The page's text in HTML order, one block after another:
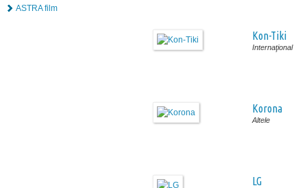
ASTRA film
Kon-Tiki
Internaţional
Korona
Altele
LG